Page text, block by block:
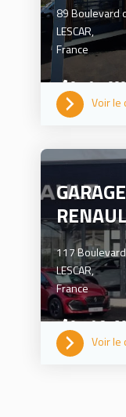
89 Boulevard
LESCAR,
France
Voir le
117
LESCAR,
France
05 59 81
Voir le